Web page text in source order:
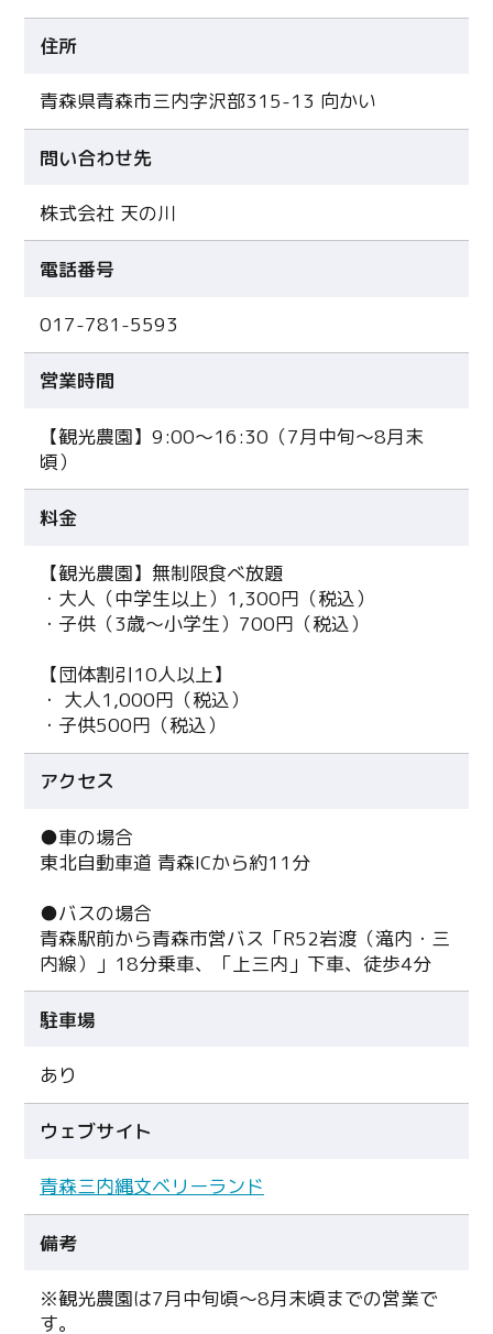
住所
青森県青森市三内字沢部315-13 向かい
問い合わせ先
株式会社 天の川
電話番号
017-781-5593
営業時間
【観光農園】9:00〜16:30（7月中旬～8月末
頃）
料金
【観光農園】無制限食べ放題
・大人（中学生以上）1,300円（税込）
・子供（3歳～小学生）700円（税込）
【団体割引10人以上】
・ 大人1,000円（税込）
・子供500円（税込）
アクセス
●車の場合
東北自動車道 青森ICから約11分
●バスの場合
青森駅前から青森市営バス「R52岩渡（滝内・三
内線）」18分乗車、「上三内」下車、徒歩4分
駐車場
あり
ウェブサイト
青森三内縄文ベリーランド
備考
※観光農園は7月中旬頃～8月末頃までの営業で
す。